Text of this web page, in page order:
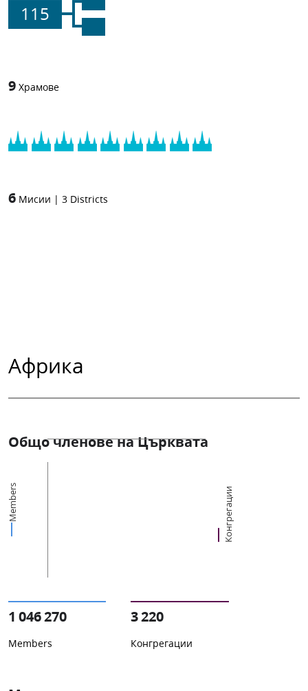
115
9 Храмове
6 Мисии | 3 Districts
Африка
Общо членове на Църквата
Members Конгрегации
1 046 270
Members
3 220
Конгрегации